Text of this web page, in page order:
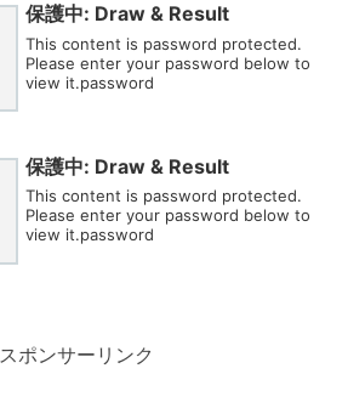
保護中: Draw & Result
This content is password protected.
Please enter your password below to
view it.password
保護中: Draw & Result
This content is password protected.
Please enter your password below to
view it.password
スポンサーリンク